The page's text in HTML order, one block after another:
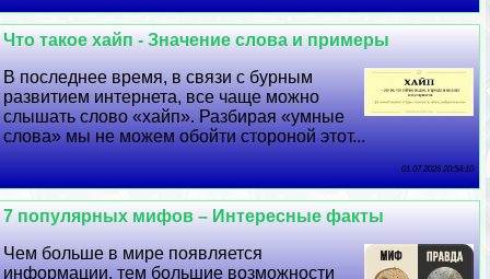
Что такое хайп - Значение слова и примеры
В последнее время, в связи с бурным
развитием интернета, все чаще можно
слышать слово «хайп». Разбирая «умные
слова» мы не можем обойти стороной этот...
01 07 2026 20:54:10
7 популярных мифов – Интересные факты
Чем больше в мире появляется
информации, тем большие возможности